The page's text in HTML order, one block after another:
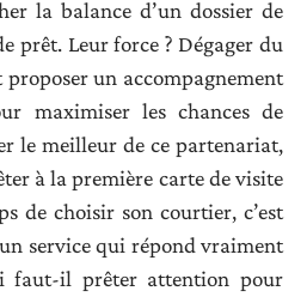
la balance d’un dossier de
prêt. Leur force ? Dégager du
un accompagnement
maximiser les chances de
le meilleur de ce partenariat,
à la première carte de visite
de choisir son courtier, c’est
service qui répond vraiment
faut-il prêter attention pour